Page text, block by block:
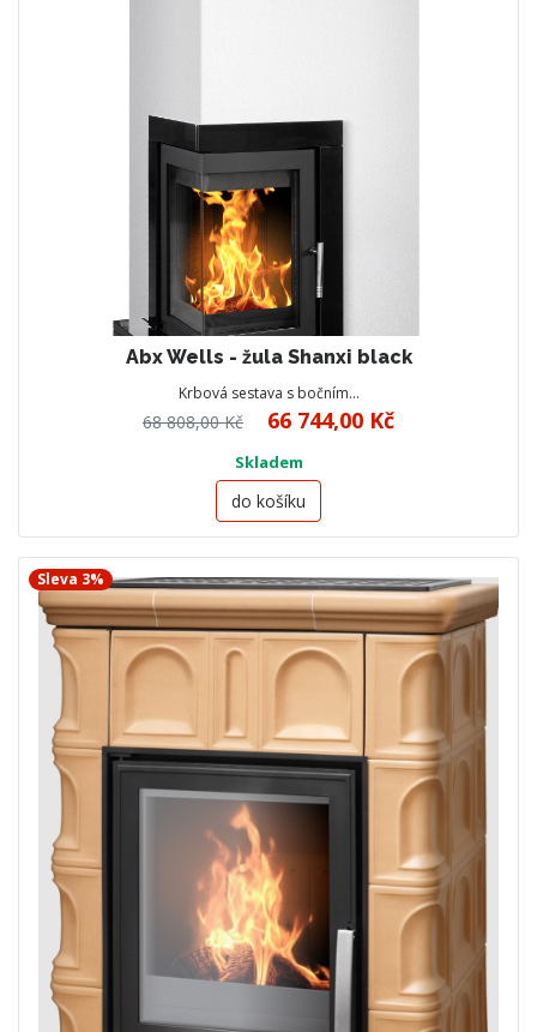
Abx Wells - žula Shanxi black
Krbová sestava s bočním…
68 808,00 Kč 66 744,00 Kč
Skladem
do košíku
Sleva 3%